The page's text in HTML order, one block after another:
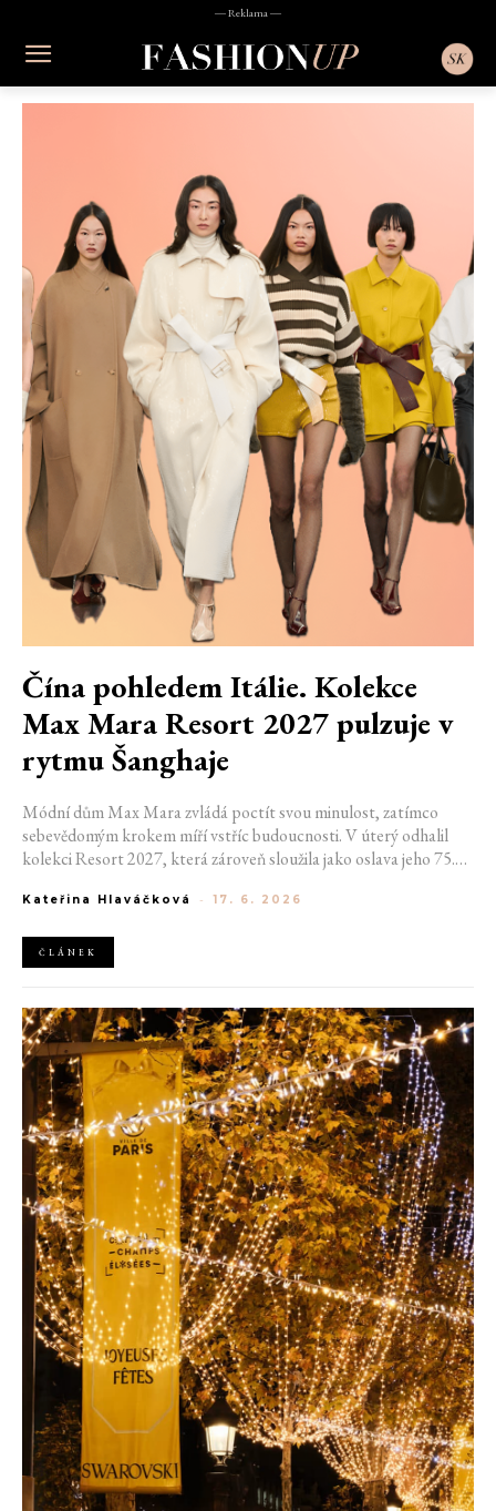
― Reklama ―
Čína pohledem Itálie. Kolekce
Max Mara Resort 2027 pulzuje v
rytmu Šanghaje
Módní dům Max Mara zvládá poctít svou minulost, zatímco
sebevědomým krokem míří vstříc budoucnosti. V úterý odhalil
kolekci Resort 2027, která zároveň sloužila jako oslava jeho 75.
Kateřina Hlaváčková - 17. 6. 2026
ČLÁNEK